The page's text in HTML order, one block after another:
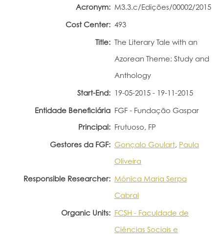
Acronym: M3.3.c/Edições/00002/2015
Cost Center: 493
Title: The Literary Tale with an
Azorean Theme: Study and
Anthology
Start-End: 19-05-2015 - 19-11-2015
Entidade Beneficiária
Principal:
FGF - Fundação Gaspar
Frutuoso, FP
Gestores da FGF: Gonçalo Goulart, Paula
Oliveira
Responsible Researcher: Mónica Maria Serpa
Cabral
Organic Units: FCSH - Faculdade de
Ciências Sociais e